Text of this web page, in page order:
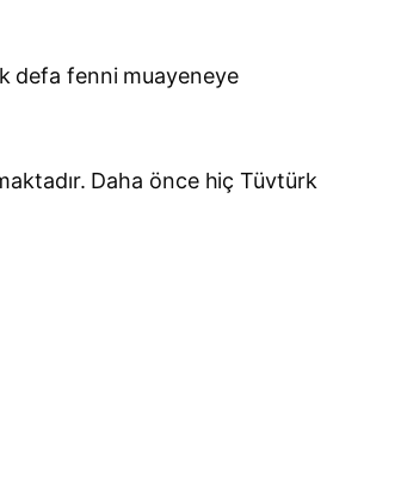
defa fenni muayeneye
Daha önce hiç Tüvtürk